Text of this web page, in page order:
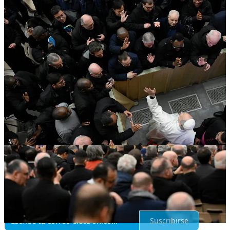
2
Compartir
Anterior
Siguiente
Discusión sobre este post
Comentarios Restacks
Lo mejor de Último Debates
Sin posts
Por supuesto, sigue adelante.
Suscribirse